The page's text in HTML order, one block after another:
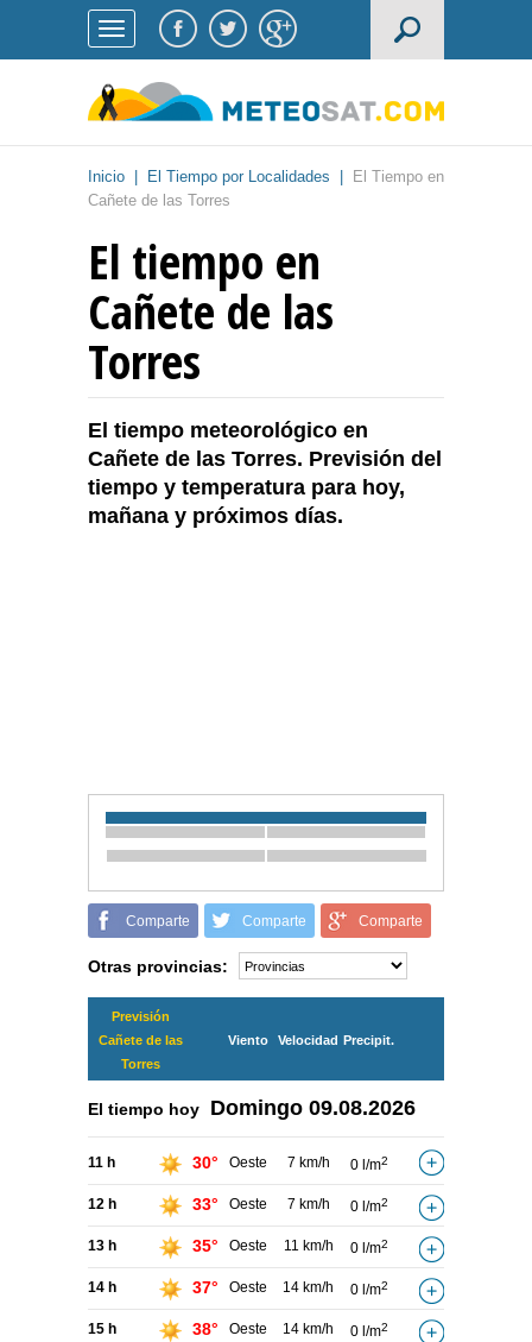
Inicio El Tiempo por Localidades
El Tiempo en
Cañete de las Torres
El tiempo en
Cañete de las
Torres
El tiempo meteorológico en
Cañete de las Torres. Previsión del
tiempo y temperatura para hoy,
mañana y próximos días.
Comparte Comparte Comparte
Otras provincias:
Previsión
Cañete de las
Torres
Viento Velocidad Precipit.
El tiempo hoy Domingo 09.08.2026
11 h 30° Oeste 7 km/h 0 l/m2
12 h 33° Oeste 7 km/h 0 l/m2
13 h 35° Oeste 11 km/h 0 l/m2
14 h 37° Oeste 14 km/h 0 l/m2
15 h 38° Oeste 14 km/h 0 l/m2